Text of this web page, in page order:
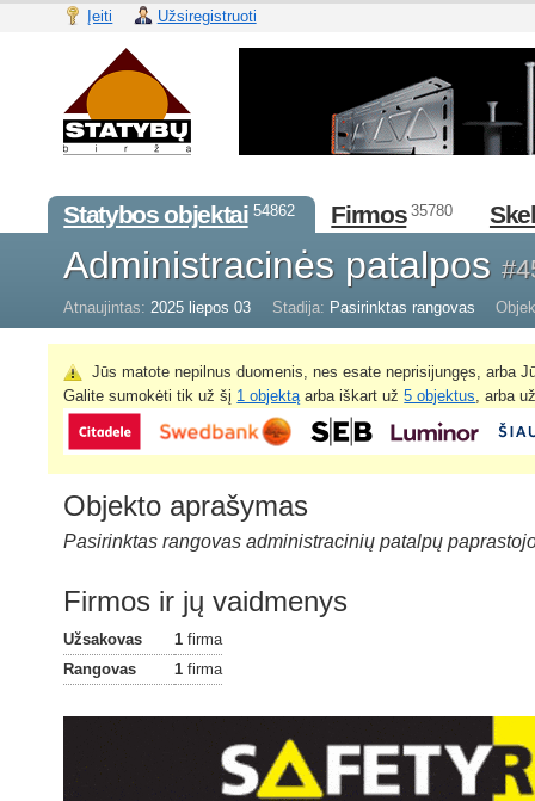
Įeiti Užsiregistruoti
Statybos objektai 54862 Firmos 35780
Administracinės patalpos
Atnaujintas: 2025 liepos 03 Stadija: Pasirinktas rangovas
Jūs matote nepilnus duomenis, nes esate neprisijungęs, arba
Galite sumokėti tik už šį 1 objektą arba iškart už5 objektus , arba
Objekto aprašymas
Pasirinktas rangovas administracinių patalpų
Firmos ir jų vaidmenys
Užsakovas 1 firma
Rangovas
1 firma